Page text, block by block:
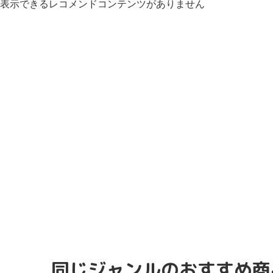
表示できるレコメンドコンテンツがありません